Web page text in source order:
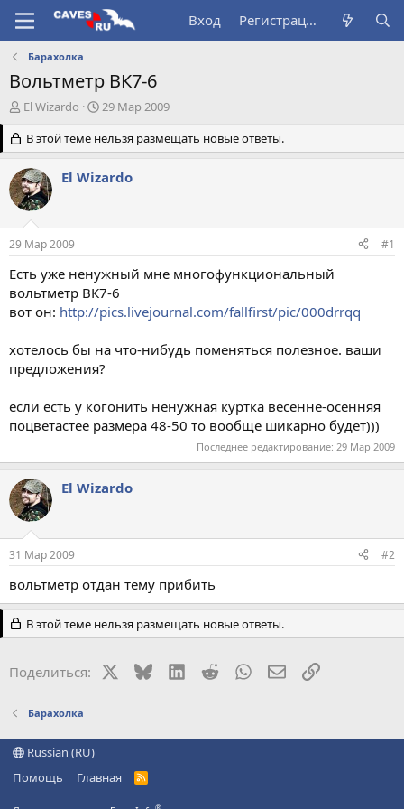
Вход Регистрация
Барахолка
Вольтметр ВК7-6
А
т
о
р
т
е
м
El Wizardo
Д
т
а
а
а
29 Мар 2009
В этой теме нельзя размещать новые ответы.
El Wizardo
29 Мар 2009 #1
Есть уже ненужный мне многофункциональный
вольтметр ВК7-6
вот он: http://pics.livejournal.com/fallfirst/pic/000drrqq
хотелось бы на что-нибудь поменяться полезное. ваши
предложения?
если есть у когонить ненужная куртка весенне-осенняя
поцветастее размера 48-50 то вообще шикарно будет)))
Последнее редактирование: 29 Мар 2009
El Wizardo
31 Мар 2009 #2
вольтметр отдан тему прибить
В этой теме нельзя размещать новые ответы.
Поделиться: BlueskyLinkedIn
RedditWhatsAppЭлектронная
Ссылка
Барахолка
Russian (RU)
Помощь
Главная
R